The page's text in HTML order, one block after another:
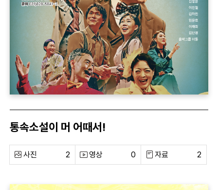
통속소설이 머 어때서!
사진 2 영상 0 자료 2